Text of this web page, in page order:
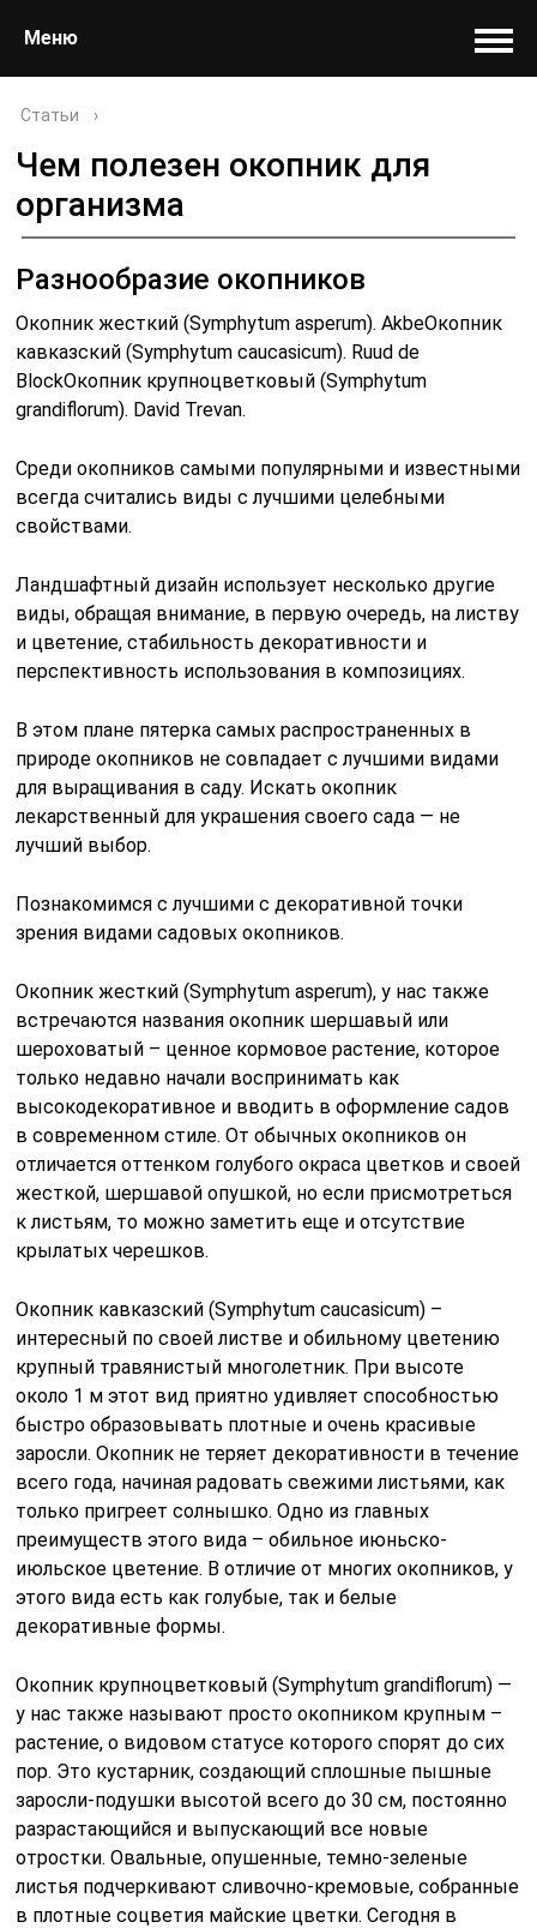
Меню
Статьи ›
Чем полезен окопник для
организма
Разнообразие окопников
Окопник жесткий (Symphytum asperum). AkbeОкопник
кавказский (Symphytum caucasicum). Ruud de
BlockОкопник крупноцветковый (Symphytum
grandiflorum). David Trevan.
Среди окопников самыми популярными и известными
всегда считались виды с лучшими целебными
свойствами.
Ландшафтный дизайн использует несколько другие
виды, обращая внимание, в первую очередь, на листву
и цветение, стабильность декоративности и
перспективность использования в композициях.
В этом плане пятерка самых распространенных в
природе окопников не совпадает с лучшими видами
для выращивания в саду. Искать окопник
лекарственный для украшения своего сада — не
лучший выбор.
Познакомимся с лучшими с декоративной точки
зрения видами садовых окопников.
Окопник жесткий (Symphytum asperum), у нас также
встречаются названия окопник шершавый или
шероховатый – ценное кормовое растение, которое
только недавно начали воспринимать как
высокодекоративное и вводить в оформление садов
в современном стиле. От обычных окопников он
отличается оттенком голубого окраса цветков и своей
жесткой, шершавой опушкой, но если присмотреться
к листьям, то можно заметить еще и отсутствие
крылатых черешков.
Окопник кавказский (Symphytum caucasicum) –
интересный по своей листве и обильному цветению
крупный травянистый многолетник. При высоте
около 1 м этот вид приятно удивляет способностью
быстро образовывать плотные и очень красивые
заросли. Окопник не теряет декоративности в течение
всего года, начиная радовать свежими листьями, как
только пригреет солнышко. Одно из главных
преимуществ этого вида – обильное июньско-
июльское цветение. В отличие от многих окопников, у
этого вида есть как голубые, так и белые
декоративные формы.
Окопник крупноцветковый (Symphytum grandiflorum) —
у нас также называют просто окопником крупным –
растение, о видовом статусе которого спорят до сих
пор. Это кустарник, создающий сплошные пышные
заросли-подушки высотой всего до 30 см, постоянно
разрастающийся и выпускающий все новые
отростки. Овальные, опушенные, темно-зеленые
листья подчеркивают сливочно-кремовые, собранные
в плотные соцветия майские цветки. Сегодня в